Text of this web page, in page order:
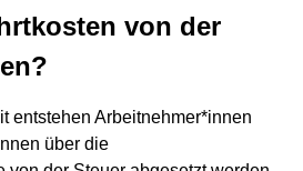
von der
entstehen Arbeitnehmer*innen
über die